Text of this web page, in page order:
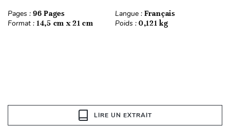
Pages : 96 Pages Langue : Français
Format : 14,5 cm x 21 cm Poids : 0,121 kg
LIRE UN EXTRAIT